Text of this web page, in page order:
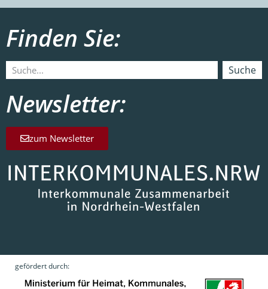
Finden Sie:
Suche
Newsletter:
zum Newsletter
gefördert durch: